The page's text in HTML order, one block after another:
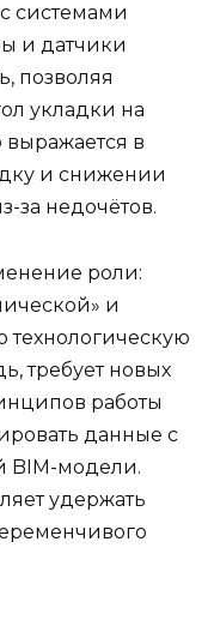
системами
и датчики
позволяя
укладки на
выражается в
и снижении
за недочётов.
роли:
и
технологическую
требует новых
работы
данные с
BIM-модели.
удержать